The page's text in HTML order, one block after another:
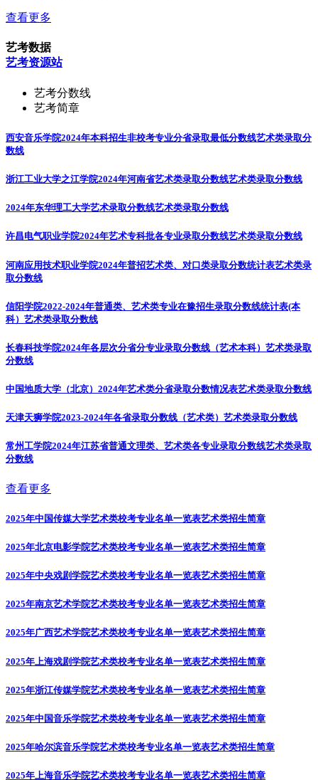
查看更多
艺考数据
艺考资源站
艺考分数线
艺考简章
西安音乐学院2024年本科招生非校考专业分省录取最低分数线艺术类录取分
数线
浙江工业大学之江学院2024年河南省艺术类录取分数线艺术类录取分数线
2024年东华理工大学艺术录取分数线艺术类录取分数线
许昌电气职业学院2024年艺术专科批各专业录取分数线艺术类录取分数线
河南应用技术职业学院2024年普招艺术类、对口类录取分数统计表艺术类录
取分数线
信阳学院2022-2024年普通类、艺术类专业在豫招生录取分数线统计表(本
科） 艺术类录取分数线
长春科技学院2024年各层次分省分专业录取分数线（艺术本科） 艺术类录取
分数线
中国地质大学（北京）2024年艺术类分省录取分数情况表艺术类录取分数线
天津天狮学院2023-2024年各省录取分数线（艺术类） 艺术类录取分数线
常州工学院2024年江苏省普通文理类、艺术类各专业录取分数线艺术类录取
分数线
查看更多
2025年中国传媒大学艺术类校考专业名单一览表艺术类招生简章
2025年北京电影学院艺术类校考专业名单一览表艺术类招生简章
2025年中央戏剧学院艺术类校考专业名单一览表艺术类招生简章
2025年南京艺术学院艺术类校考专业名单一览表艺术类招生简章
2025年广西艺术学院艺术类校考专业名单一览表艺术类招生简章
2025年上海戏剧学院艺术类校考专业名单一览表艺术类招生简章
2025年浙江传媒学院艺术类校考专业名单一览表艺术类招生简章
2025年中国音乐学院艺术类校考专业名单一览表艺术类招生简章
2025年哈尔滨音乐学院艺术类校考专业名单一览表艺术类招生简章
2025年上海音乐学院艺术类校考专业名单一览表艺术类招生简章